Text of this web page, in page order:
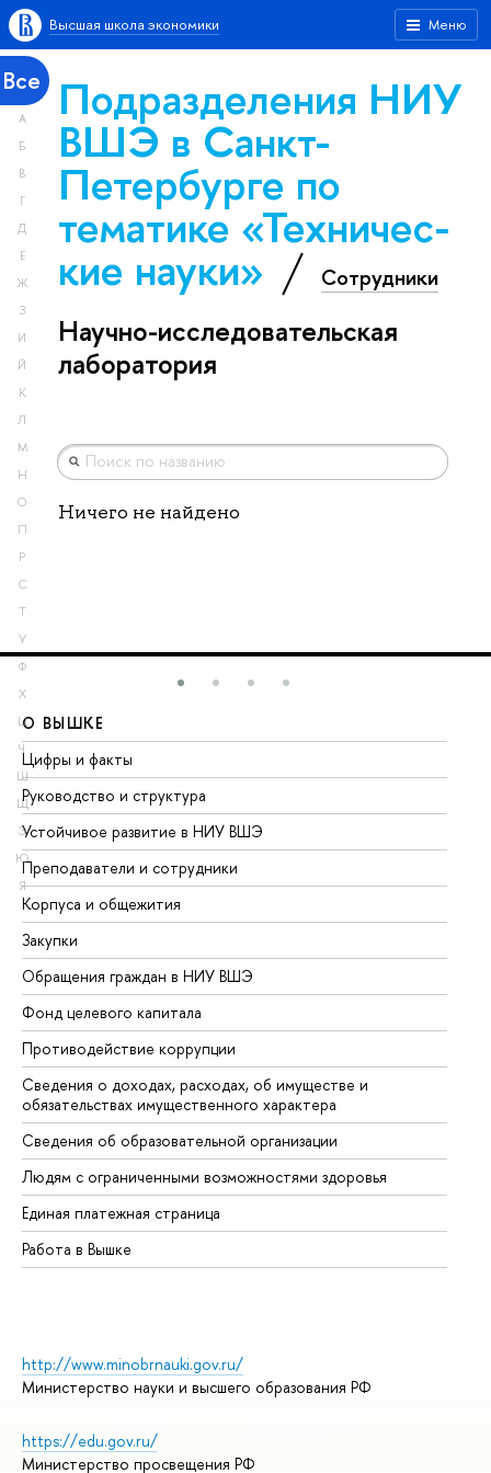
Меню
Высшая школа экономики
Все
А
Б
В
Г
Д
Е
Ж
З
И
Й
К
Л
М
Н
О
П
Р
С
Т
У
Ф
Х
Ц
Ч
Ш
Щ
Э
Ю
Я
Подразделения НИУ
ВШЭ в Санкт-
Петербурге по
тематике «Тех­ничес­
кие науки» Сотрудники
Научно-исследовательская
лаборатория
Ничего не найдено
О ВЫШКЕ
Цифры и факты
Руководство и структура
Устойчивое развитие в НИУ ВШЭ
Преподаватели и сотрудники
Корпуса и общежития
Закупки
Обращения граждан в НИУ ВШЭ
Фонд целевого капитала
Противодействие коррупции
Сведения о доходах, расходах, об имуществе и
обязательствах имущественного характера
Сведения об образовательной организации
Людям с ограниченными возможностями здоровья
Единая платежная страница
Работа в Вышке
http://www.minobrnauki.gov.ru/
Министерство науки и высшего образования РФ
https://edu.gov.ru/
Министерство просвещения РФ